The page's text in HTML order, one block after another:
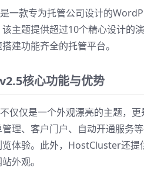
一款专为托管公司设计的
主题提供超过10个精心设计的
建功能齐全的托管平台。
核心功能与优势
仅仅是一个外观漂亮的主题，
理、客户门户、自动开通服务
体验。此外，HostCluster还
外观。